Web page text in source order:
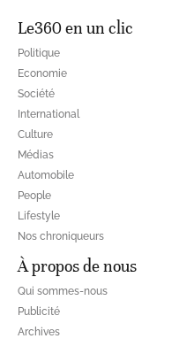
Le360 en un clic
Politique
Economie
Société
International
Culture
Médias
Automobile
People
Lifestyle
Nos chroniqueurs
À propos de nous
Qui sommes-nous
Publicité
Archives